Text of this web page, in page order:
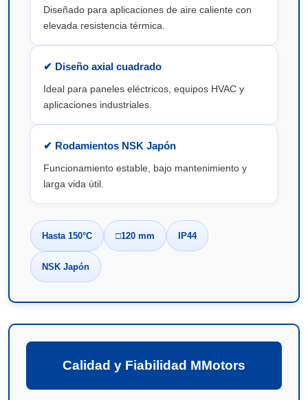
Diseñado para aplicaciones de aire caliente con
elevada resistencia térmica.
✔ Diseño axial cuadrado
Ideal para paneles eléctricos, equipos HVAC y
aplicaciones industriales.
✔ Rodamientos NSK Japón
Funcionamiento estable, bajo mantenimiento y
larga vida útil.
Hasta 150°C □120 mm IP44
NSK Japón
Calidad y Fiabilidad MMotors